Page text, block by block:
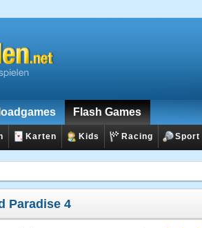
Flash Games
Karten Kids Racing Sport
Paradise 4